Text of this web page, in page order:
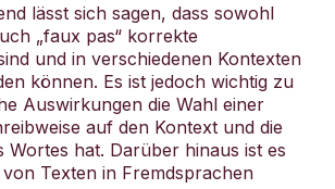
lässt sich sagen, dass sowohl
„faux pas“ korrekte
und in verschiedenen Kontexten
können. Es ist jedoch wichtig zu
Auswirkungen die Wahl einer
auf den Kontext und die
Wortes hat. Darüber hinaus ist es
Texten in Fremdsprachen